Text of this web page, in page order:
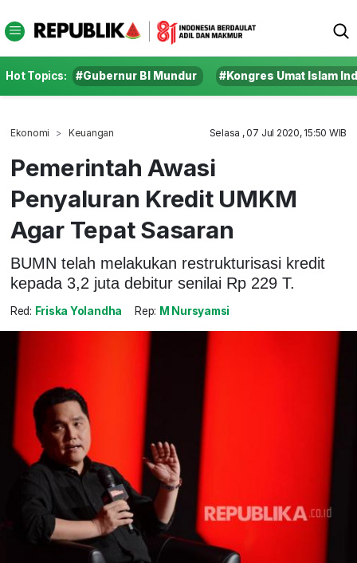
Hot Topics: #Gubernur BI Mundur #Kongres Umat Islam
Ekonomi Keuangan Selasa , 07 Jul 2020, 15:50 WIB
Pemerintah Awasi
Penyaluran Kredit UMKM
Agar Tepat Sasaran
BUMN telah melakukan restrukturisasi kredit
kepada 3,2 juta debitur senilai Rp 229 T.
Red: Friska Yolandha Rep: M Nursyamsi